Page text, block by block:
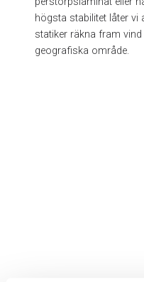
högsta stabilitet låter vi
statiker räkna fram
geografiska område.